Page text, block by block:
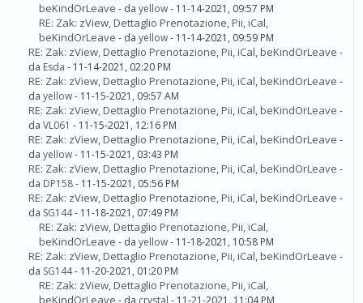
beKindOrLeave - da yellow- 11-14-2021, 09:57 PM
RE: Zak: zView, Dettaglio Prenotazione, Pii, iCal,
beKindOrLeave - da yellow- 11-14-2021, 09:59 PM
RE: Zak: zView, Dettaglio Prenotazione, Pii, iCal, beKindOrLeave -
da Esda - 11-14-2021, 02:20 PM
RE: Zak: zView, Dettaglio Prenotazione, Pii, iCal, beKindOrLeave -
da yellow- 11-15-2021, 09:57 AM
RE: Zak: zView, Dettaglio Prenotazione, Pii, iCal, beKindOrLeave -
da VL061 - 11-15-2021, 12:16 PM
RE: Zak: zView, Dettaglio Prenotazione, Pii, iCal, beKindOrLeave -
da yellow- 11-15-2021, 03:43 PM
RE: Zak: zView, Dettaglio Prenotazione, Pii, iCal, beKindOrLeave -
da DP158- 11-15-2021, 05:56 PM
RE: Zak: zView, Dettaglio Prenotazione, Pii, iCal, beKindOrLeave -
da SG144- 11-18-2021, 07:49 PM
RE: Zak: zView, Dettaglio Prenotazione, Pii, iCal,
beKindOrLeave - da yellow- 11-18-2021, 10:58 PM
RE: Zak: zView, Dettaglio Prenotazione, Pii, iCal, beKindOrLeave -
da SG144- 11-20-2021, 01:20 PM
RE: Zak: zView, Dettaglio Prenotazione, Pii, iCal,